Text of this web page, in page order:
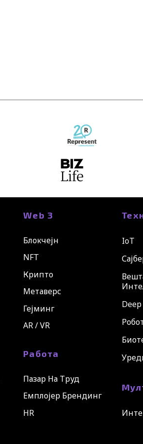
Web 3
Блокчејн
NFT
Крипто
Метаверс
Гејминг
AR / VR
Работа
Пазар На Труд
Емплојер Брендинг
HR
IoT